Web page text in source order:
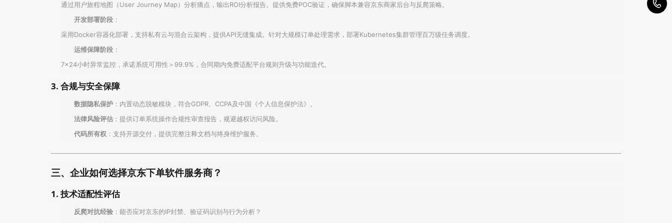
通过用户旅程地图（User Journey Map）分析痛点，输出ROI分析报告。提供免费POC验证，确保脚本兼容京东商家后台与反爬策略。
开发部署阶段 ：
采用Docker容器化部署，支持私有云与混合云架构，提供API无缝集成。针对大规模订单处理需求，部署Kubernetes集群管理百万级任务调度。
运维保障阶段 ：
7×24小时异常监控，承诺系统可用性＞99.9%，合同期内免费适配平台规则升级与功能迭代。
3. 合规与安全保障
数据隐私保护 ：内置动态脱敏模块，符合GDPR、CCPA及中国《个人信息保护法》。
法律风险评估 ：提供订单系统操作合规性审查报告，规避越权访问风险。
代码所有权 ：支持开源交付，提供完整注释文档与终身维护服务。
三、企业如何选择京东下单软件服务商？
1. 技术适配性评估
反爬对抗经验 ：能否应对京东的IP封禁、验证码识别与行为分析？